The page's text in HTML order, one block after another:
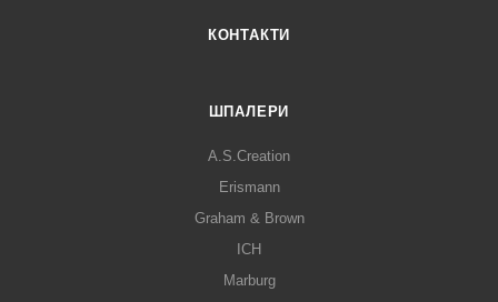
КОНТАКТИ
ШПАЛЕРИ
A.S.Creation
Erismann
Graham & Brown
ICH
Marburg